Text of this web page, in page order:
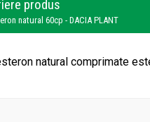
produs
natural 60cp - DACIA PLANT
natural comprimate